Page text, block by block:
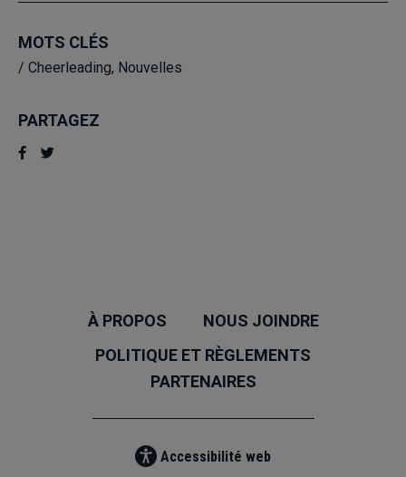
MOTS CLÉS
/ Cheerleading, Nouvelles
PARTAGEZ
À PROPOS
NOUS JOINDRE
POLITIQUE ET RÈGLEMENTS
PARTENAIRES
Accessibilité web